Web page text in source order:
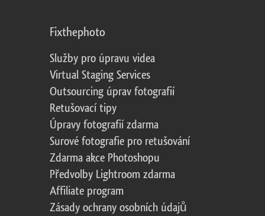
Fixthephoto
Služby pro úpravu videa
Virtual Staging Services
Outsourcing úprav fotografií
Retušovací tipy
Úpravy fotografií zdarma
Surové fotografie pro retušování
Zdarma akce Photoshopu
Předvolby Lightroom zdarma
Affiliate program
Zásady ochrany osobních údajů